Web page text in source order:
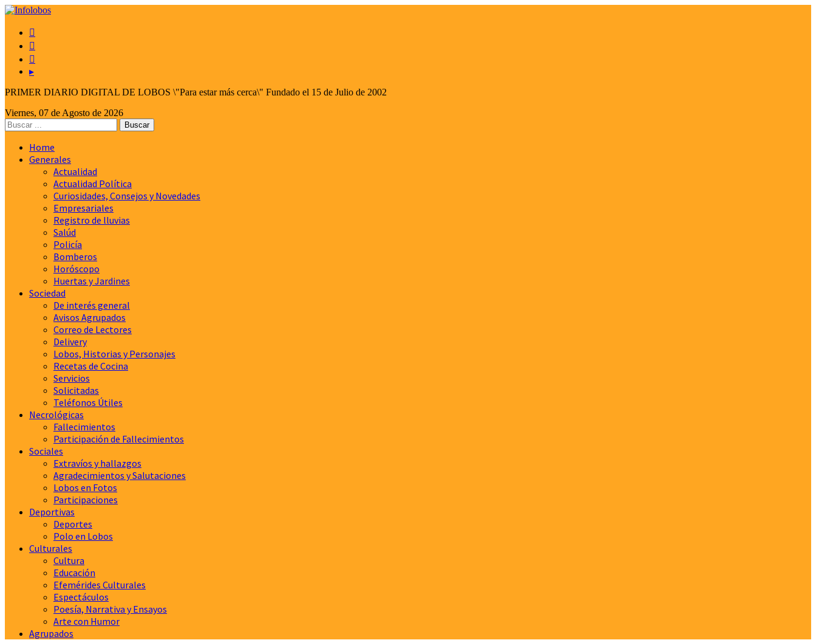



▸
PRIMER DIARIO DIGITAL DE LOBOS \"Para estar más cerca\" Fundado el 15 de Julio de 2002
Viernes, 07 de Agosto de 2026
Home
Generales
Actualidad
Actualidad Política
Curiosidades, Consejos y Novedades
Empresariales
Registro de lluvias
Salúd
Policía
Bomberos
Horóscopo
Huertas y Jardines
Sociedad
De interés general
Avisos Agrupados
Correo de Lectores
Delivery
Lobos, Historias y Personajes
Recetas de Cocina
Servicios
Solicitadas
Teléfonos Útiles
Necrológicas
Fallecimientos
Participación de Fallecimientos
Sociales
Extravíos y hallazgos
Agradecimientos y Salutaciones
Lobos en Fotos
Participaciones
Deportivas
Deportes
Polo en Lobos
Culturales
Cultura
Educación
Efemérides Culturales
Espectáculos
Poesía, Narrativa y Ensayos
Arte con Humor
Agrupados